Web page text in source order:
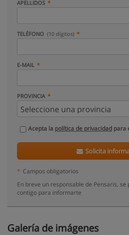
APELLIDOS
TELÉFONO (10 dígitos)
E-MAIL
PROVINCIA
Acepta la política de privacidad para
Solicita
* Campos obligatorios
En breve un responsable de Pensaris,
contigo para informarte
Galería de imágenes